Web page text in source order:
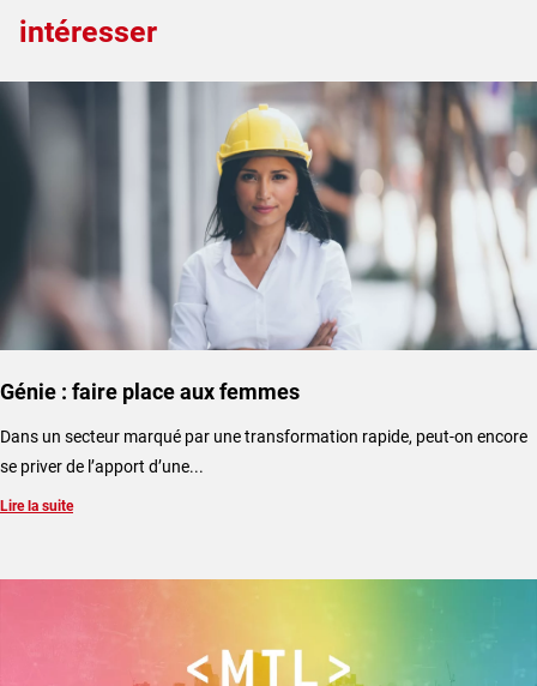
intéresser
Génie : faire place aux femmes
Dans un secteur marqué par une transformation rapide, peut-on encore
se priver de l’apport d’une...
Lire la suite